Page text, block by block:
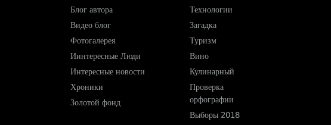
Блог автора
Видео блог
Фотогалерея
Иинтересные Люди
Интересные новости
Хроники
Золотой фонд
Технологии
Загадка
Туризм
Вино
Кулинарный
Проверка
орфографии
Выборы 2018